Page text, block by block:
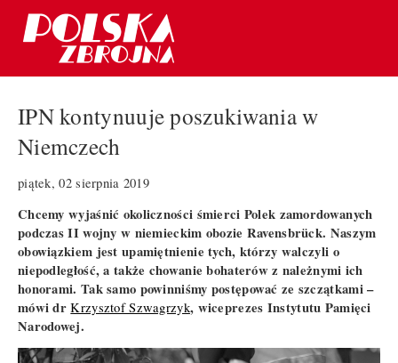
IPN kontynuuje poszukiwania w
Niemczech
piątek, 02 sierpnia 2019
Chcemy wyjaśnić okoliczności śmierci Polek zamordowanych
podczas II wojny w niemieckim obozie Ravensbrück. Naszym
obowiązkiem jest upamiętnienie tych, którzy walczyli o
niepodległość, a także chowanie bohaterów z należnymi ich
honorami. Tak samo powinniśmy postępować ze szczątkami –
mówi drKrzysztof Szwagrzyk, wiceprezes Instytutu Pamięci
Narodowej.